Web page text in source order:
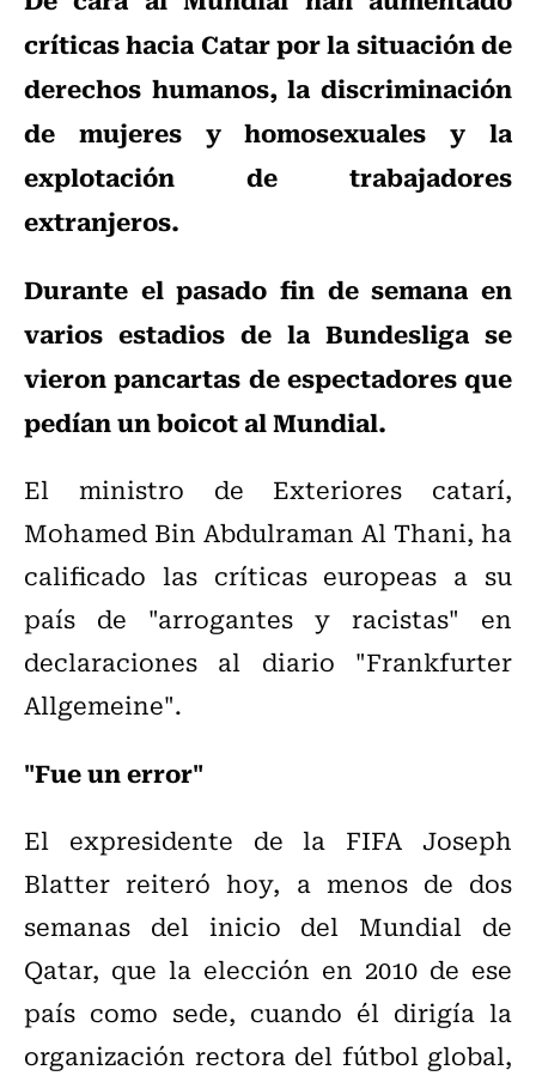
críticas hacia Catar por la situación de
derechos humanos, la discriminación
de mujeres y homosexuales y la
explotación de trabajadores
extranjeros.
Durante el pasado fin de semana en
varios estadios de la Bundesliga se
vieron pancartas de espectadores que
pedían un boicot al Mundial.
El ministro de Exteriores catarí,
Mohamed Bin Abdulraman Al Thani, ha
calificado las críticas europeas a su
país de "arrogantes y racistas" en
declaraciones al diario "Frankfurter
Allgemeine".
"Fue un error"
El expresidente de la FIFA Joseph
Blatter reiteró hoy, a menos de dos
semanas del inicio del Mundial de
Qatar, que la elección en 2010 de ese
país como sede, cuando él dirigía la
organización rectora del fútbol global,